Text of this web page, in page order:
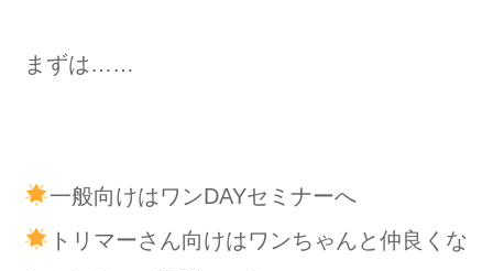
まずは……
一般向けはワンDAYセミナーへ
トリマーさん向けはワンちゃんと仲良くな